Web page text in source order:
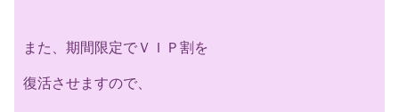
また、期間限定でＶＩＰ割を
復活させますので、